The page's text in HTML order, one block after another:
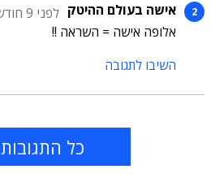
אישה בעולם ההיטק לפני 9 חודשים
אלופה אישה = השראה !!
השיבו לתגובה
כל התגובות